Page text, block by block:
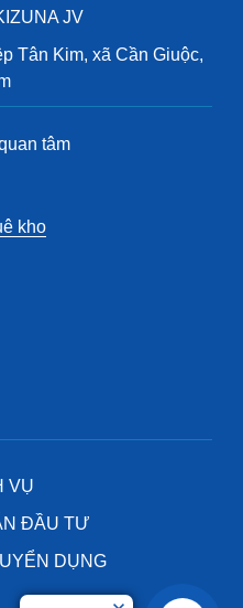
JV
Tân Kim, xã Cần Giuộc,
tâm
kho
VỤ
ĐẦU TƯ
DỤNG